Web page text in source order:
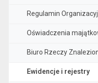
Regulamin
Oświadczenia
Biuro Rzeczy
Ewidencje i rejestry